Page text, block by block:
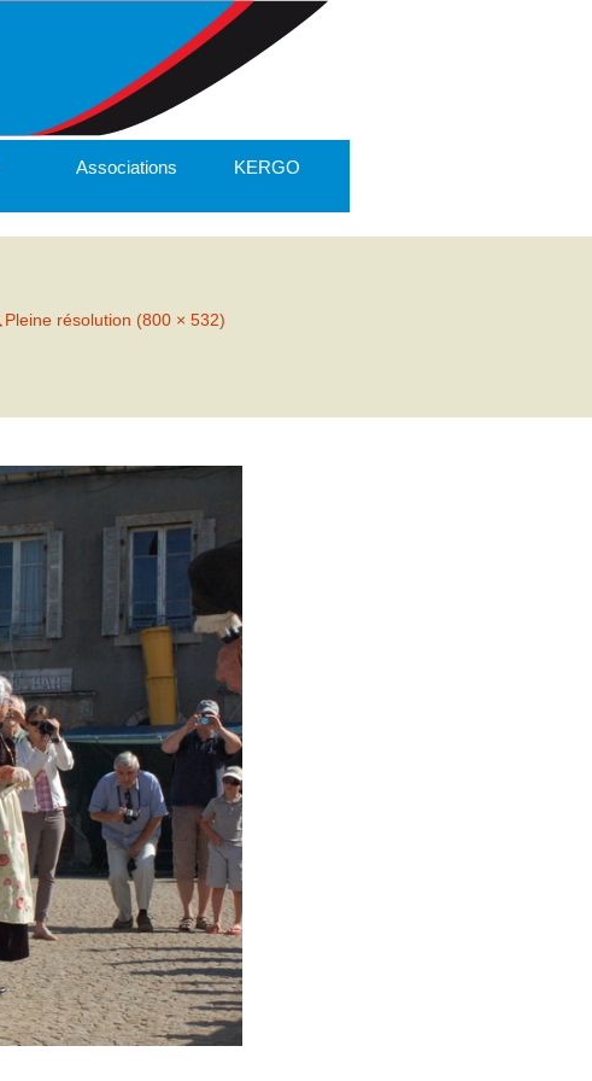
Associations KERGO
Pleine résolution (800 × 532)